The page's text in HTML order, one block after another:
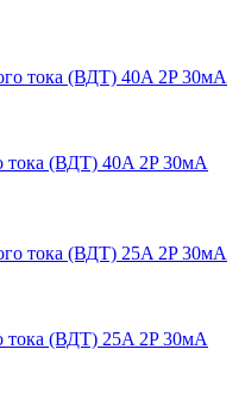
тока (ВДТ) 40A 2P 30мА
тока (ВДТ) 25A 2P 30мА